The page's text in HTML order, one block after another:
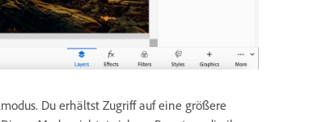
Du erhältst Zugriff auf eine größere